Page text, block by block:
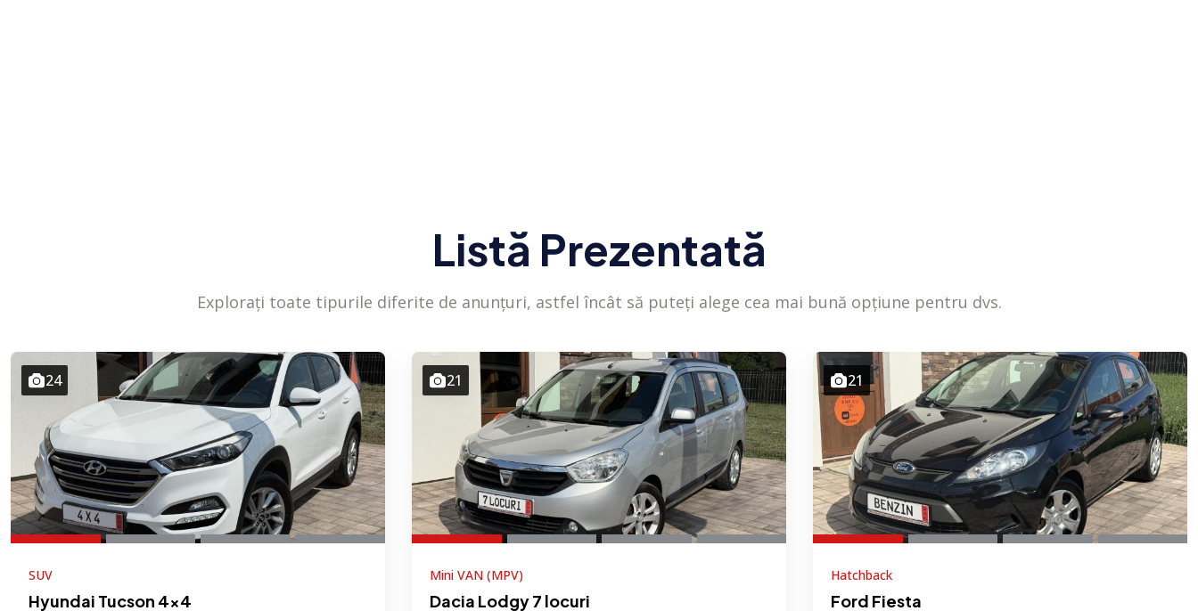
Listă Prezentată
Explorați toate tipurile diferite de anunțuri, astfel încât să puteți alege cea mai bună opțiune pentru dvs.
24
SUV
Hyundai Tucson 4×4
21
Mini VAN (MPV)
Dacia Lodgy 7 locuri
21
Hatchback
Ford Fiesta